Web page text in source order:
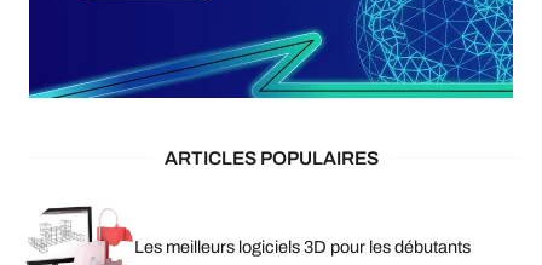
ARTICLES POPULAIRES
Les meilleurs logiciels 3D pour les débutants